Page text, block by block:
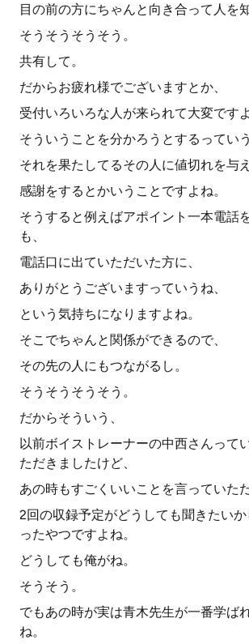
目の前の方にちゃんと向き合って人を知
そうそうそうそう。
共有して。
だからお疲れ様でございますとか、
受付いろいろな人が来られて大変です
そういうことを分かろうとするっていう
それを果たしてるその人に値切れを与
感謝をするとかいうことですよね。
そうすると例えばアポイント一本電話
も、
電話口に出ていただいた方に、
ありがとうございますっていうね、
という気持ちになりますよね。
そこでちゃんと関係ができるので、
その先の人にもつながるし。
そうそうそうそう。
だからそういう、
以前ボイストレーナーの中西さんって
ただきましたけど、
あの時もすごくいいことを言っていた
2回の収録予定がどうしても聞きたい
ったやつですよね。
どうしても俺がね。
そうそう。
でもあの時が実は青木先生が一番学ば
ね。